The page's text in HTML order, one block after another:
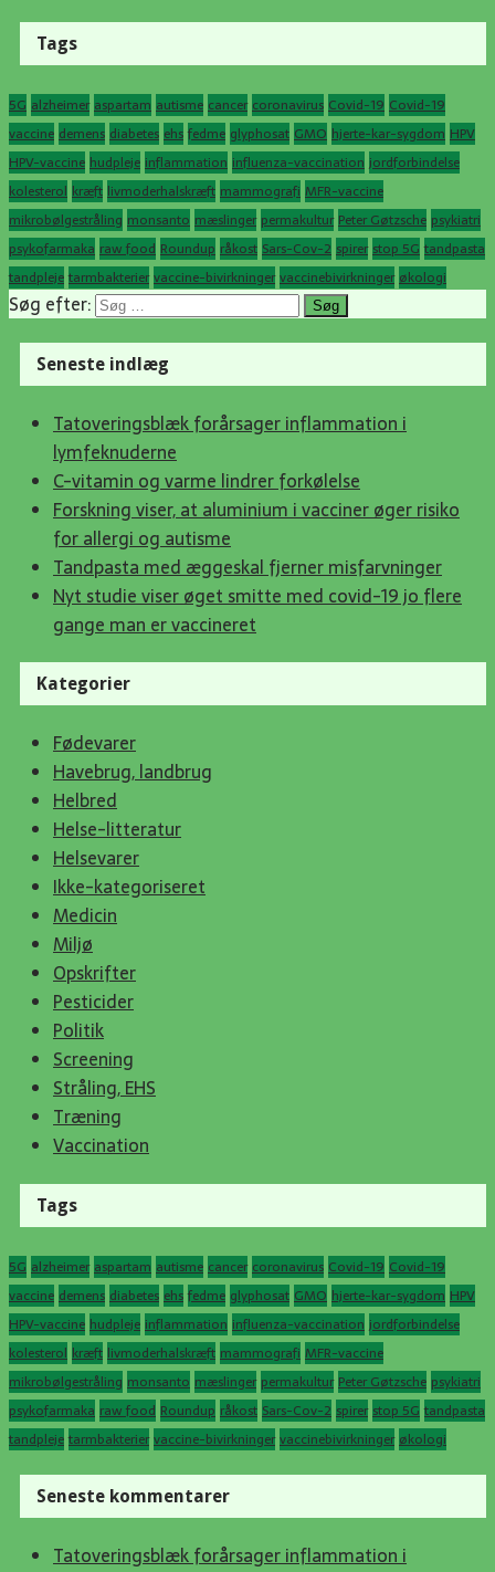
Tags
5G alzheimer aspartam autisme cancer coronavirus Covid-19 Covid-19
vaccine demens diabetes ehs fedme glyphosat GMO hjerte-kar-sygdom HPV
HPV-vaccine hudpleje inflammation influenza-vaccination jordforbindelse
kolesterol kræft livmoderhalskræft mammografi MFR-vaccine
mikrobølgestråling monsanto mæslinger permakultur Peter Gøtzsche psykiatri
psykofarmaka raw food Roundup råkost Sars-Cov-2 spirer stop 5G tandpasta
tandpleje tarmbakterier vaccine-bivirkninger vaccinebivirkninger økologi
Søg efter:
Seneste indlæg
Tatoveringsblæk forårsager inflammation i
lymfeknuderne
C-vitamin og varme lindrer forkølelse
Forskning viser, at aluminium i vacciner øger risiko
for allergi og autisme
Tandpasta med æggeskal fjerner misfarvninger
Nyt studie viser øget smitte med covid-19 jo flere
gange man er vaccineret
Kategorier
Fødevarer
Havebrug, landbrug
Helbred
Helse-litteratur
Helsevarer
Ikke-kategoriseret
Medicin
Miljø
Opskrifter
Pesticider
Politik
Screening
Stråling, EHS
Træning
Vaccination
Tags
5G alzheimer aspartam autisme cancer coronavirus Covid-19 Covid-19
vaccine demens diabetes ehs fedme glyphosat GMO hjerte-kar-sygdom HPV
HPV-vaccine hudpleje inflammation influenza-vaccination jordforbindelse
kolesterol kræft livmoderhalskræft mammografi MFR-vaccine
mikrobølgestråling monsanto mæslinger permakultur Peter Gøtzsche psykiatri
psykofarmaka raw food Roundup råkost Sars-Cov-2 spirer stop 5G tandpasta
tandpleje tarmbakterier vaccine-bivirkninger vaccinebivirkninger økologi
Seneste kommentarer
Tatoveringsblæk forårsager inflammation i